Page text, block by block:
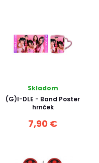
Skladom
(G)I-DLE - Band Poster
hrnček
7,90 €